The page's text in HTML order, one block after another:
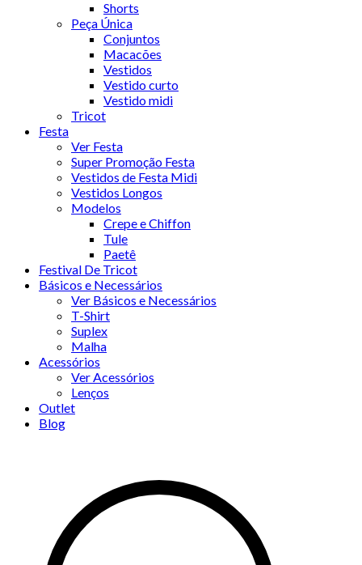
Shorts
Peça Única
Conjuntos
Macacões
Vestidos
Vestido curto
Vestido midi
Tricot
Festa
Ver Festa
Super Promoção Festa
Vestidos de Festa Midi
Vestidos Longos
Modelos
Crepe e Chiffon
Tule
Paetê
Festival De Tricot
Básicos e Necessários
Ver Básicos e Necessários
T-Shirt
Suplex
Malha
Acessórios
Ver Acessórios
Lenços
Outlet
Blog